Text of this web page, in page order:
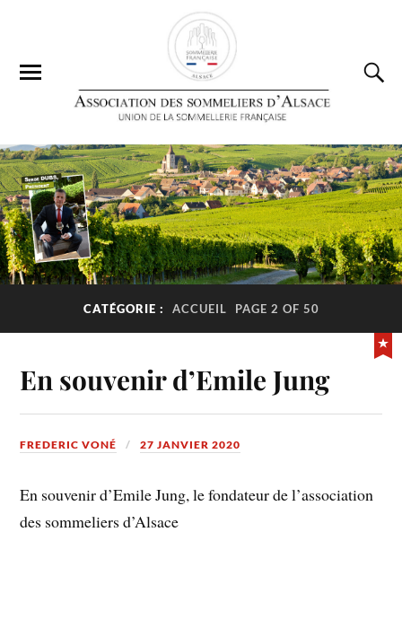
CATÉGORIE : ACCUEIL PAGE 2 OF 50
En souvenir d’Emile Jung
FREDERIC VONÉ 27 JANVIER 2020
En souvenir d’Emile Jung, le fondateur de l’association
des sommeliers d’Alsace